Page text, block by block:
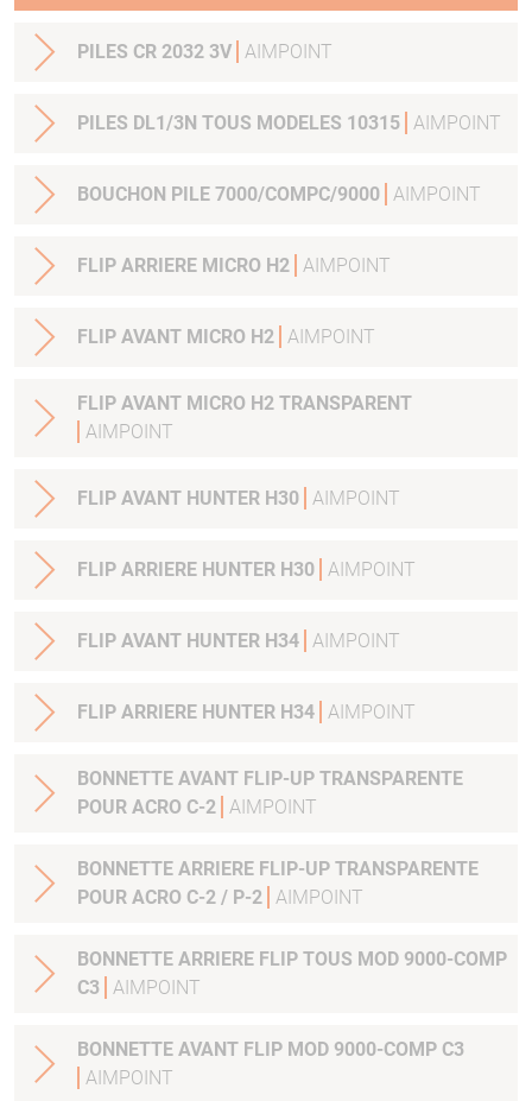
PILES CR 2032 3V AIMPOINT
PILES DL1/3N TOUS MODELES 10315 AIMPOINT
BOUCHON PILE 7000/COMPC/9000 AIMPOINT
FLIP ARRIERE MICRO H2 AIMPOINT
FLIP AVANT MICRO H2 AIMPOINT
FLIP AVANT MICRO H2 TRANSPARENT
AIMPOINT
FLIP AVANT HUNTER H30 AIMPOINT
FLIP ARRIERE HUNTER H30 AIMPOINT
FLIP AVANT HUNTER H34 AIMPOINT
FLIP ARRIERE HUNTER H34 AIMPOINT
BONNETTE AVANT FLIP-UP TRANSPARENTE
POUR ACRO C-2 AIMPOINT
BONNETTE ARRIERE FLIP-UP TRANSPARENTE
POUR ACRO C-2 / P-2 AIMPOINT
BONNETTE ARRIERE FLIP TOUS MOD 9000-COMP
C3
AIMPOINT
BONNETTE AVANT FLIP MOD 9000-COMP C3
AIMPOINT